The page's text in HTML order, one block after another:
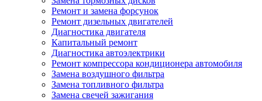
Ремонт и замена форсунок
Ремонт дизельных двигателей
Диагностика двигателя
Капитальный ремонт
Диагностика автоэлектрики
Ремонт компрессора кондиционера автомобиля
Замена воздушного фильтра
Замена топливного фильтра
Замена свечей зажигания